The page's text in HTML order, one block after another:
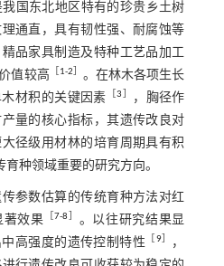
我国东北地区特有的珍贵乡土树
通直，具有韧性强、耐腐蚀等
品家具制造及特种工艺品加工
值较高［ 1-2
。在林木各项生长
材积的关键因素 ［3
，胸径作
量的核心指标，其遗传改良对
径级用材林的培育周期具有积
育种领域重要的研究方向。
参数估算的传统育种方法对红
著效果 ［7-8
。以往研究结果显
高强度的遗传控制特性
9］
，